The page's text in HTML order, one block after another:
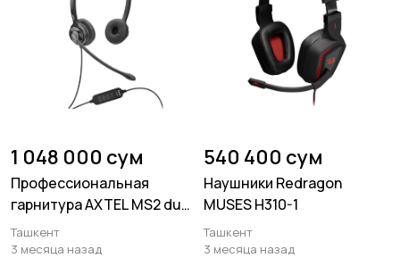
1 048 000 сум
Профессиональная
гарнитура AXTEL MS2 duo
NC USB
Ташкент
3 месяца назад
540 400 сум
Наушники Redragon
MUSES H310-1
Ташкент
3 месяца назад